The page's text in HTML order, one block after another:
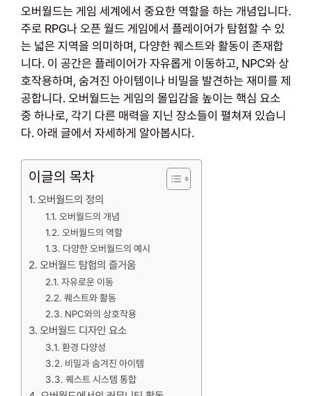
오버월드는 게임 세계에서 중요한 역할을 하는 개념입니다.
주로 RPG나 오픈 월드 게임에서 플레이어가 탐험할 수 있
는 넓은 지역을 의미하며, 다양한 퀘스트와 활동이 존재합
니다. 이 공간은 플레이어가 자유롭게 이동하고, NPC와 상
호작용하며, 숨겨진 아이템이나 비밀을 발견하는 재미를 제
공합니다. 오버월드는 게임의 몰입감을 높이는 핵심 요소
중 하나로, 각기 다른 매력을 지닌 장소들이 펼쳐져 있습니
다. 아래 글에서 자세하게 알아봅시다.
이글의 목차
오버월드의 정의
오버월드의 개념
오버월드의 역할
다양한 오버월드의 예시
오버월드 탐험의 즐거움
자유로운 이동
퀘스트와 활동
NPC와의 상호작용
오버월드 디자인 요소
환경 다양성
비밀과 숨겨진 아이템
퀘스트 시스템 통합